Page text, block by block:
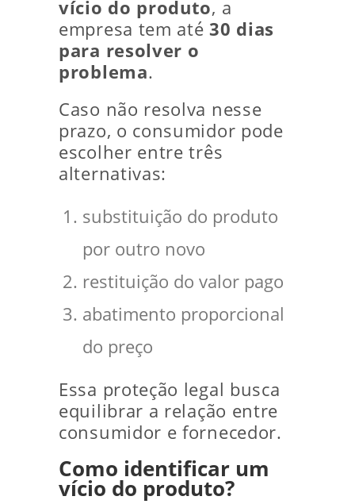
vício do produto, a
empresa tem até30 dias
para resolver o
problema.
Caso não resolva nesse
prazo, o consumidor pode
escolher entre três
alternativas:
substituição do produto
por outro novo
restituição do valor pago
abatimento proporcional
do preço
Essa proteção legal busca
equilibrar a relação entre
consumidor e fornecedor.
Como identificar um
vício do produto?